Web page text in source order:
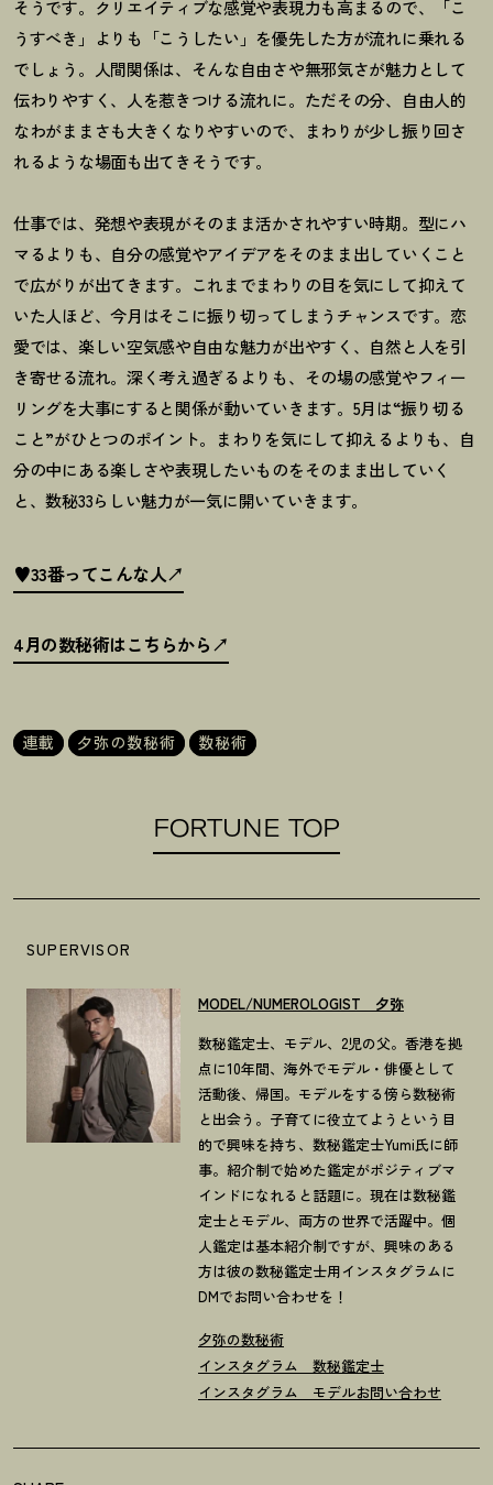
そうです。クリエイティブな感覚や表現力も高まるので、「こ
うすべき」よりも「こうしたい」を優先した方が流れに乗れる
でしょう。人間関係は、そんな自由さや無邪気さが魅力として
伝わりやすく、人を惹きつける流れに。ただその分、自由人的
なわがままさも大きくなりやすいので、まわりが少し振り回さ
れるような場面も出てきそうです。
仕事では、発想や表現がそのまま活かされやすい時期。型にハ
マるよりも、自分の感覚やアイデアをそのまま出していくこと
で広がりが出てきます。これまでまわりの目を気にして抑えて
いた人ほど、今月はそこに振り切ってしまうチャンスです。恋
愛では、楽しい空気感や自由な魅力が出やすく、自然と人を引
き寄せる流れ。深く考え過ぎるよりも、その場の感覚やフィー
リングを大事にすると関係が動いていきます。 5月は“振り切る
こと”がひとつのポイント。まわりを気にして抑えるよりも、自
分の中にある楽しさや表現したいものをそのまま出していく
と、数秘33らしい魅力が一気に開いていきます。
♥33番ってこんな人
4月の数秘術はこちらから
連載 夕弥の数秘術 数秘術
FORTUNE TOP
SUPERVISOR
MODEL/NUMEROLOGIST 夕弥
数秘鑑定士、モデル、2児の父。香港を拠
点に10年間、海外でモデル・俳優として
活動後、帰国。モデルをする傍ら数秘術
と出会う。子育てに役立てようという目
的で興味を持ち、数秘鑑定士Yumi氏に師
事。紹介制で始めた鑑定がポジティブマ
インドになれると話題に。現在は数秘鑑
定士とモデル、両方の世界で活躍中。個
人鑑定は基本紹介制ですが、興味のある
方は彼の数秘鑑定士用インスタグラムに
DMでお問い合わせを！
夕弥の数秘術
インスタグラム 数秘鑑定士
インスタグラム モデルお問い合わせ